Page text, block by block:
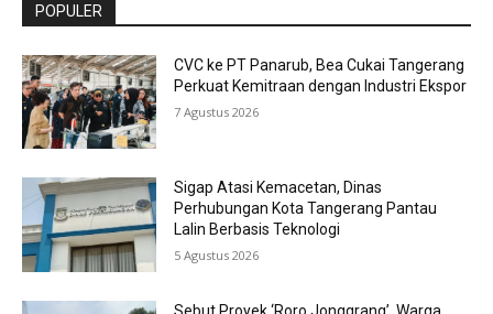
POPULER
CVC ke PT Panarub, Bea Cukai Tangerang
Perkuat Kemitraan dengan Industri Ekspor
7 Agustus 2026
Sigap Atasi Kemacetan, Dinas
Perhubungan Kota Tangerang Pantau
Lalin Berbasis Teknologi
5 Agustus 2026